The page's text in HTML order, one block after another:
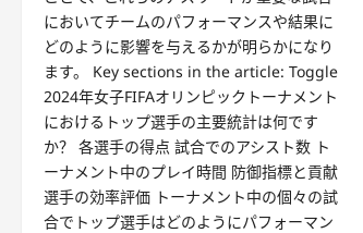
においてチームのパフォーマンスや結果に
どのように影響を与えるかが明らかになり
ます。 Key sections in the article: Toggle
2024年女子FIFAオリンピックトーナメント
におけるトップ選手の主要統計は何です
か？ 各選手の得点 試合でのアシスト数 ト
ーナメント中のプレイ時間 防御指標と貢献
選手の効率評価 トーナメント中の個々の試
合でトップ選手はどのようにパフォーマン